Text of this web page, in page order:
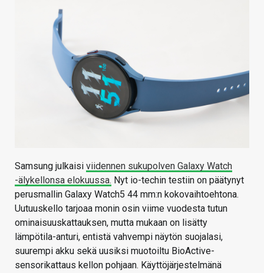
VAIHDA TEEMA
Samsung julkaisi viidennen sukupolven Galaxy Watch
-älykellonsa elokuussa. Nyt io-techin testiin on päätynyt
perusmallin Galaxy Watch5 44 mm:n kokovaihtoehtona.
Uutuuskello tarjoaa monin osin viime vuodesta tutun
ominaisuuskattauksen, mutta mukaan on lisätty
lämpötila-anturi, entistä vahvempi näytön suojalasi,
suurempi akku sekä uusiksi muotoiltu BioActive-
sensorikattaus kellon pohjaan. Käyttöjärjestelmänä